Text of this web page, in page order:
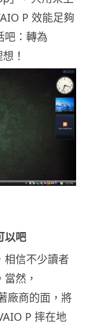
P 效能足夠
吧：轉為
！
以吧
相信不少讀者
然，
廠商的面，將
P 摔在地